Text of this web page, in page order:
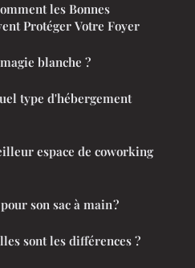
les Bonnes
Protéger Votre Foyer
blanche ?
type d'hébergement
espace de coworking
son sac à main ?
sont les différences ?